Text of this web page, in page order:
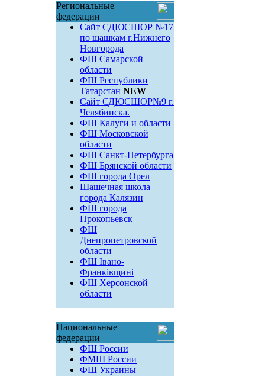
Региональные
федерации
Сайт СДЮСШОР №17
по шашкам г.Нижнего
Новгорода
ФШ Самарской
области
ФШ Республики
Татарстан NEW
Сайт СДЮСШОР№9 г.
Челябинска.
ФШ Калуги и области
ФШ Московской
области
ФШ Санкт-Петербурга
ФШ Брянской области
ФШ города Орел
Шашечная школа
города Калязин
ФШ города
Прокопьевск
ФШ
Днепропетровской
области
ФШ Івано-
Франківщині
ФШ Херсонской
области
Национальные
федерации
ФШ России
ФМШ России
ФШ Украины